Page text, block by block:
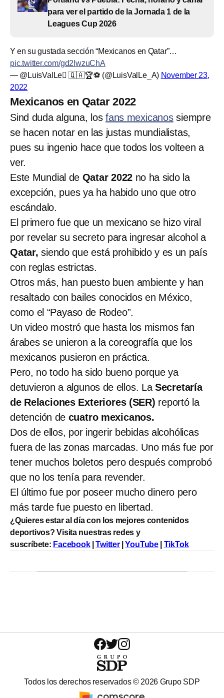
para ver el partido de la Jornada 1 de la
Leagues Cup 2026
Y en su gustada sección “Mexicanos en Qatar”…
pic.twitter.com/gd2lwzuChA
— @LuisValLe 🇶🇦🏆⚽️ (@LuisValLe_A) November 23,
2022
Mexicanos en Qatar 2022
Sind duda alguna, losfans mexicanossiempre
se hacen notar en las justas mundialistas,
pues su ingenio hace que todos los volteen a
ver.
Este Mundial de Qatar 2022 no ha sido la
excepción, pues ya ha habido uno que otro
escándalo.
El primero fue que un mexicano se hizo viral
por revelar su secreto para ingresar alcohol a
Qatar, siendo que está prohibido y es un país
con reglas estrictas.
Otros más, han puesto buen ambiente y han
resaltado con bailes conocidos en México,
como el “Payaso de Rodeo”.
Un video mostró que hasta los mismos fan
árabes se unieron a la coreografía que los
mexicanos pusieron en práctica.
Pero, no todo ha sido bueno porque ya
detuvieron a algunos de ellos. La Secretaría
de Relaciones Exteriores (SER) reportó la
detención de cuatro mexicanos.
Dos de ellos, por ingerir bebidas alcohólicas
fuera de las zonas marcadas. Uno más fue por
tener muchos boletos pero después comprobó
que no los tenía para revender.
El último fue por poseer mucho dinero pero
más tarde fue puesto en libertad.
¿Quieres estar al día con los mejores contenidos
deportivos? Visita nuestras redes y
suscríbete: Facebook|Twitter|YouTube TikTok
Todos los derechos reservados © 2026 Grupo SDP